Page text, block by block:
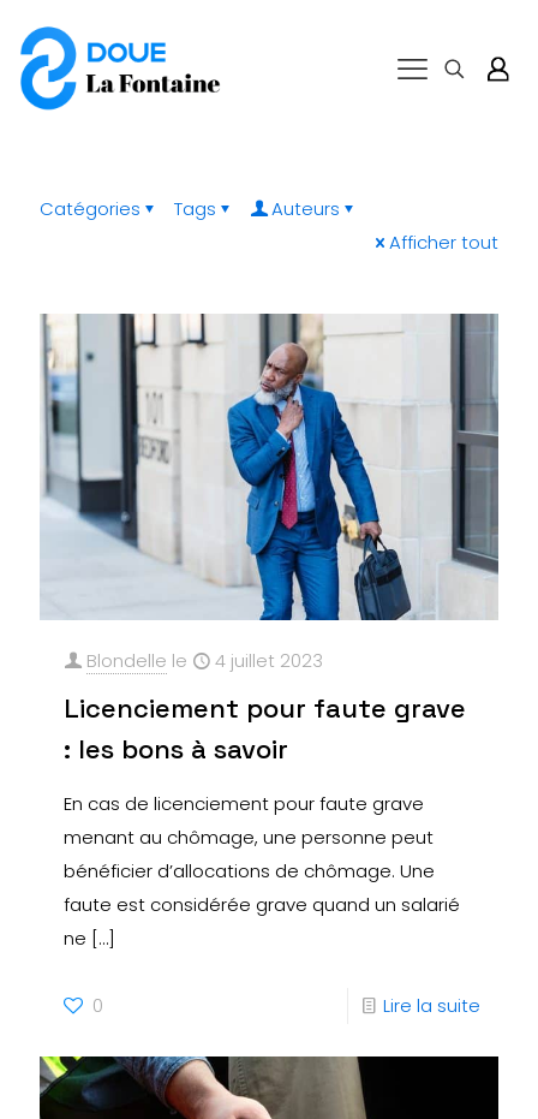
Catégories Tags
Auteurs
Afficher tout
Blondelle le 4 juillet 2023
Licenciement pour faute grave
: les bons à savoir
En cas de licenciement pour faute grave
menant au chômage, une personne peut
bénéficier d’allocations de chômage. Une
faute est considérée grave quand un salarié
ne […]
0 Lire la suite